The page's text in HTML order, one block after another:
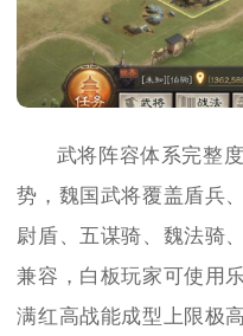
武将阵容体系完整
势，魏国武将覆盖盾兵
尉盾、五谋骑、魏法骑
兼容，白板玩家可使用
满红高战能成型上限极